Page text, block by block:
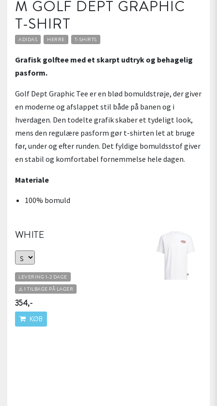
M GOLF DEPT GRAPHIC
T-SHIRT
ADIDAS HERRE T-SHIRTS
Grafisk golftee med et skarpt udtryk og behagelig
pasform.
Golf Dept Graphic Tee er en blød bomuldstrøje, der giver
en moderne og afslappet stil både på banen og i
hverdagen. Den todelte grafik skaber et tydeligt look,
mens den regulære pasform gør t-shirten let at bruge
før, under og efter runden. Det fyldige bomuldsstof giver
en stabil og komfortabel fornemmelse hele dagen.
Materiale
100% bomuld
WHITE
LEVERING 1-2 DAGE
⚠️ 1 TILBAGE PÅ LAGER
354,-
KØB